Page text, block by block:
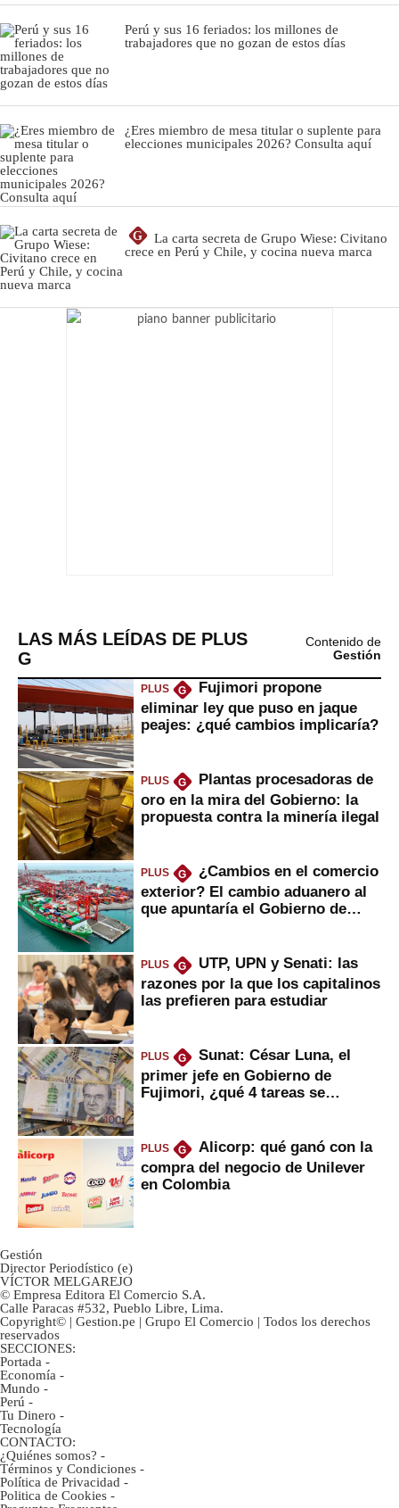
Perú y sus 16 feriados: los millones de
trabajadores que no gozan de estos días
¿Eres miembro de mesa titular o suplente para
elecciones municipales 2026? Consulta aquí
G
La carta secreta de Grupo Wiese: Civitano
crece en Perú y Chile, y cocina nueva marca
LAS MÁS LEÍDAS DE PLUS
G
Contenido de
Gestión
PLUS G
Fujimori propone
eliminar ley que puso en jaque
peajes: ¿qué cambios implicaría?
PLUS G
Plantas procesadoras de
oro en la mira del Gobierno: la
propuesta contra la minería ilegal
PLUS G
¿Cambios en el comercio
exterior? El cambio aduanero al
que apuntaría el Gobierno de
PLUS G
UTP, UPN y Senati: las
razones por la que los capitalinos
las prefieren para estudiar
PLUS G
Sunat: César Luna, el
primer jefe en Gobierno de
Fujimori, ¿qué 4 tareas se
PLUS G
Alicorp: qué ganó con la
compra del negocio de Unilever
en Colombia
Gestión
Director Periodístico (e)
VÍCTOR MELGAREJO
© Empresa Editora El Comercio S.A.
Calle Paracas #532, Pueblo Libre, Lima.
Copyright© | Gestion.pe | Grupo El Comercio | Todos los derechos
reservados
SECCIONES:
Portada -
Economía -
Mundo -
Perú -
Tu Dinero -
Tecnología
CONTACTO:
¿Quiénes somos? -
Términos y Condiciones -
Política de Privacidad -
Politica de Cookies -